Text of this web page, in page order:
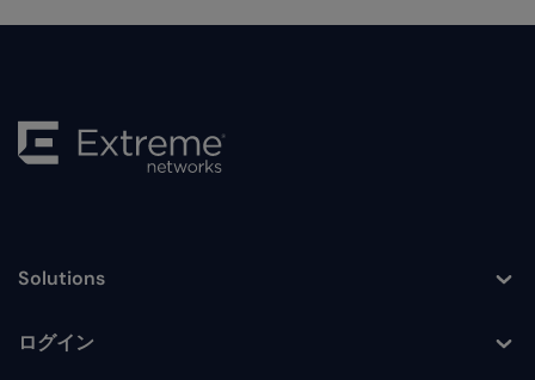
Toggle
Solutions
Toggle
ログイン